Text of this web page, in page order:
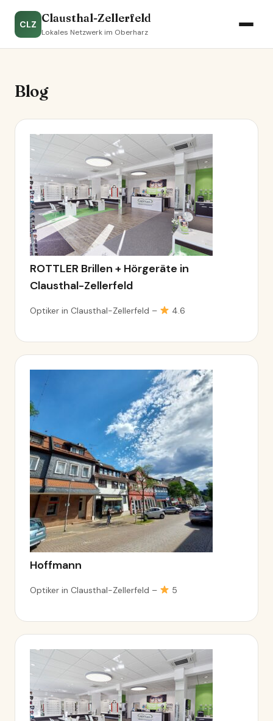
CLZ Clausthal-Zellerfeld
Lokales Netzwerk im Oberharz
Blog
ROTTLER Brillen + Hörgeräte in
Clausthal-Zellerfeld
Optiker in Clausthal-Zellerfeld – 4.6
Hoffmann
Optiker in Clausthal-Zellerfeld – 5